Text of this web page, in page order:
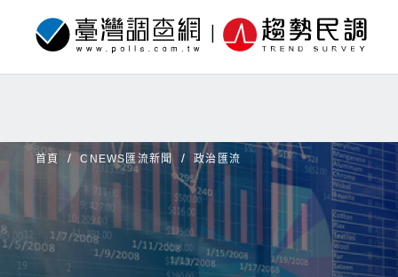
首頁 CNEWS匯流新聞 政治匯流